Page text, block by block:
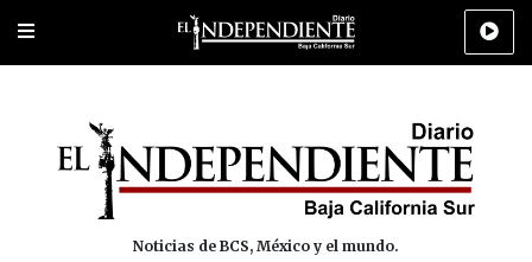
Portada Los Cabos Policiaca Deportes Cultura
Noticias de BCS, México y el mundo.